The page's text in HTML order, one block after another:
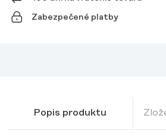
Zabezpečené platby
Popis produktu